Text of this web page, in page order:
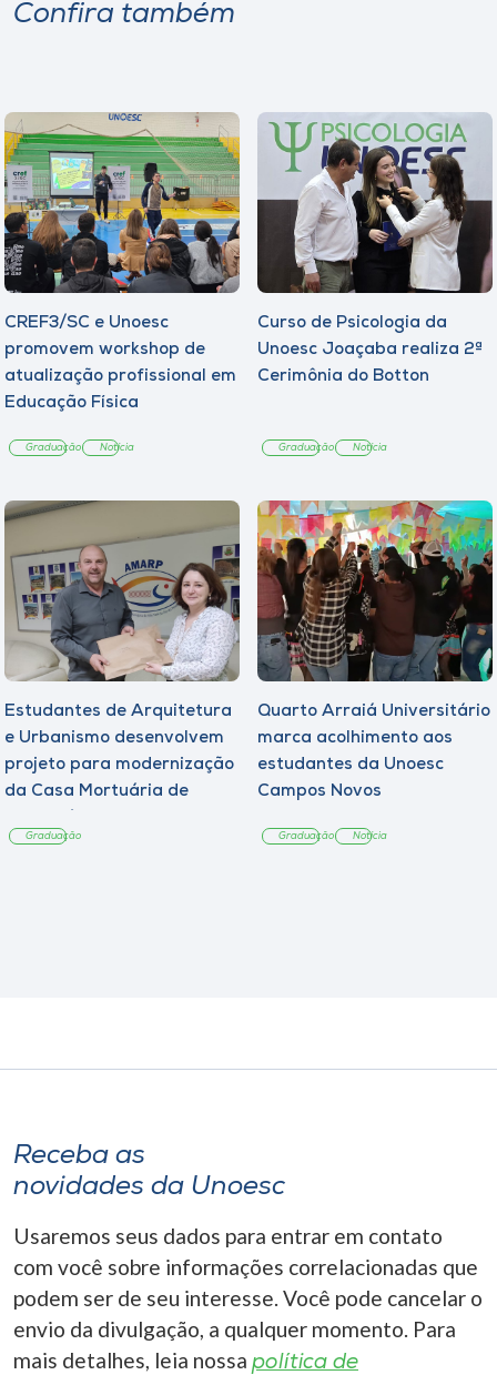
Confira também
CREF3/SC e Unoesc
promovem workshop de
atualização profissional em
Educação Física
Graduação Notícia
Curso de Psicologia da
Unoesc Joaçaba realiza 2ª
Cerimônia do Botton
Graduação Notícia
Estudantes de Arquitetura
e Urbanismo desenvolvem
projeto para modernização
da Casa Mortuária de
Graduação
Quarto Arraiá Universitário
marca acolhimento aos
estudantes da Unoesc
Campos Novos
Graduação Notícia
Receba as
novidades da Unoesc
Usaremos seus dados para entrar em contato
com você sobre informações correlacionadas que
podem ser de seu interesse. Você pode cancelar o
envio da divulgação, a qualquer momento. Para
mais detalhes, leia nossa política de